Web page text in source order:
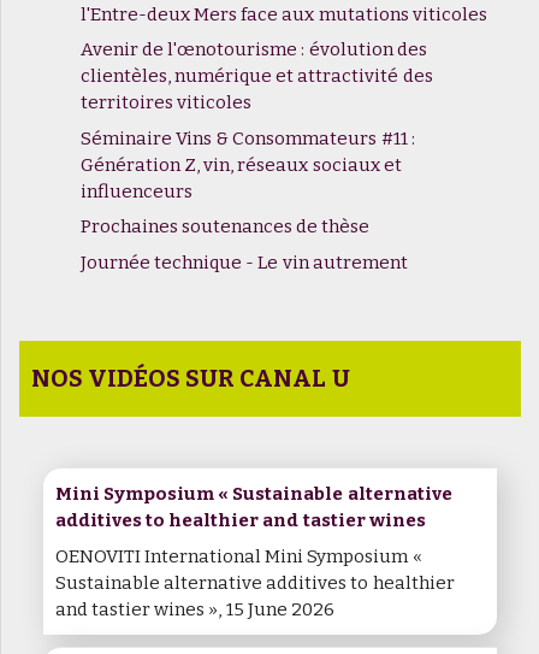
l'Entre-deux Mers face aux mutations viticoles
Avenir de l'œnotourisme : évolution des
clientèles, numérique et attractivité des
territoires viticoles
Séminaire Vins & Consommateurs #11 :
Génération Z, vin, réseaux sociaux et
influenceurs
Prochaines soutenances de thèse
Journée technique - Le vin autrement
NOS VIDÉOS SUR CANAL U
Mini Symposium « Sustainable alternative
additives to healthier and tastier wines
OENOVITI International Mini Symposium «
Sustainable alternative additives to healthier
and tastier wines », 15 June 2026